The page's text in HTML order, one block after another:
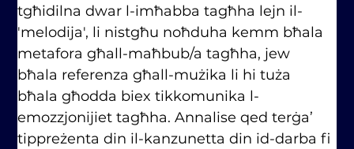
tgħidilna dwar l-imħabba tagħha lejn il-
'melodija', li nistgħu noħduha kemm bħala
metafora għall-maħbub/a tagħha, jew
bħala referenza għall-mużika li hi tuża
bħala għodda biex tikkomunika l-
emozzjonijiet tagħha. Annalise qed terġa’
tippreżenta din il-kanzunetta din id-darba fi